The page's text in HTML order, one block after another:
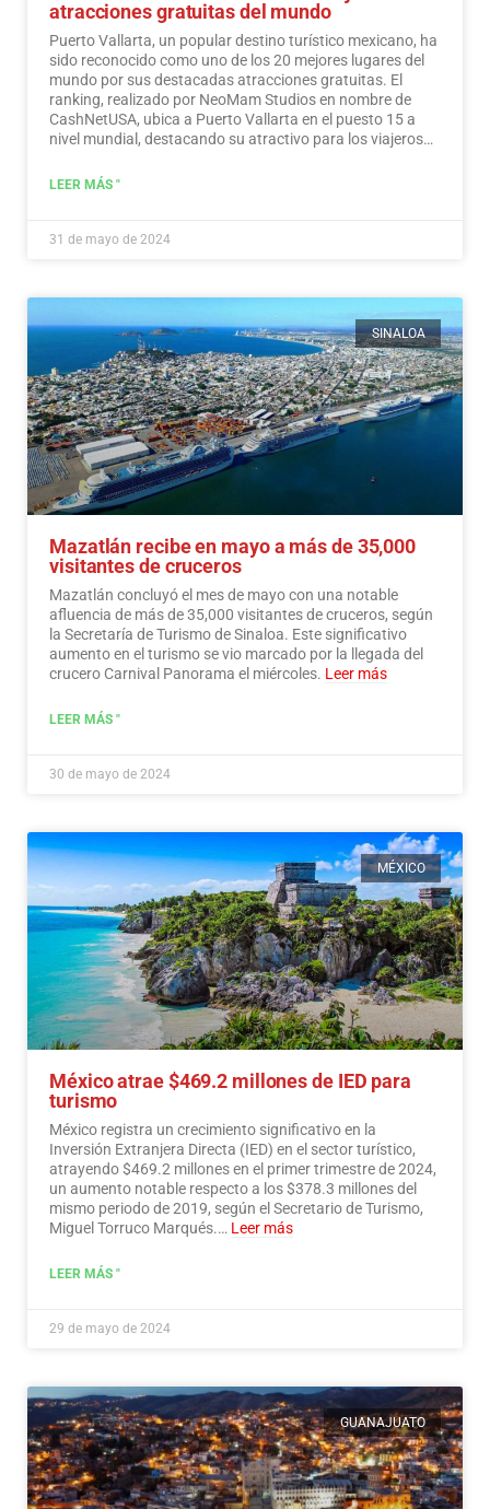
atracciones gratuitas del mundo
Puerto Vallarta, un popular destino turístico mexicano, ha
sido reconocido como uno de los 20 mejores lugares del
mundo por sus destacadas atracciones gratuitas. El
ranking, realizado por NeoMam Studios en nombre de
CashNetUSA, ubica a Puerto Vallarta en el puesto 15 a
nivel mundial, destacando su atractivo para los viajeros
LEER MÁS "
31 de mayo de 2024
SINALOA
Mazatlán recibe en mayo a más de 35,000
visitantes de cruceros
Mazatlán concluyó el mes de mayo con una notable
afluencia de más de 35,000 visitantes de cruceros, según
la Secretaría de Turismo de Sinaloa. Este significativo
aumento en el turismo se vio marcado por la llegada del
crucero Carnival Panorama el miércoles. Leer más
LEER MÁS "
30 de mayo de 2024
MÉXICO
México atrae $469.2 millones de IED para
turismo
México registra un crecimiento significativo en la
Inversión Extranjera Directa (IED) en el sector turístico,
atrayendo $469.2 millones en el primer trimestre de 2024,
un aumento notable respecto a los $378.3 millones del
mismo periodo de 2019, según el Secretario de Turismo,
Miguel Torruco Marqués.… Leer más
LEER MÁS "
29 de mayo de 2024
GUANAJUATO